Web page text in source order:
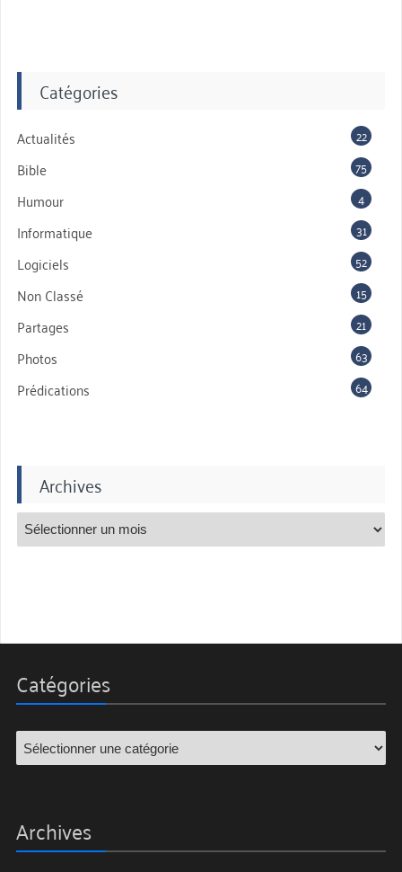
Catégories
Actualités 22
Bible 75
Humour 4
Informatique 31
Logiciels 52
Non Classé 15
Partages 21
Photos 63
Prédications 64
Archives
Catégories
Archives